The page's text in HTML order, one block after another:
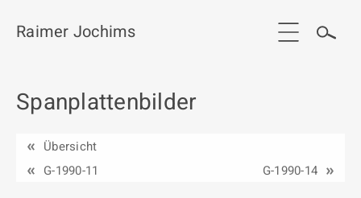
Start
Werkgruppen / Work groups
Raimer Jochims
Spanplattenbilder
Übersicht
G-1990-11
G-1990-14